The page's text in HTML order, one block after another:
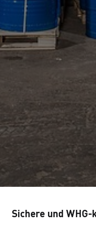
Sichere und